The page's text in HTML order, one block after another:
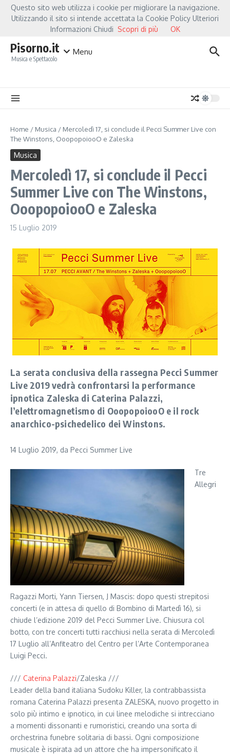
Salta al contenuto
Hot NewsFiorella Mannoia, a Capannori nasce “Anime Salve”: la data zero è un
Pisorno.it
Musica e Spettacolo
Menu
Home / Musica / Mercoledì 17, si conclude il Pecci Summer Live con
The Winstons, OoopopoiooO e Zaleska
Musica
Mercoledì 17, si conclude il Pecci
Summer Live con The Winstons,
OoopopoiooO e Zaleska
15 Luglio 2019
La serata conclusiva della rassegna Pecci Summer
Live 2019 vedrà confrontarsi la performance
ipnotica Zaleska di Caterina Palazzi,
l’elettromagnetismo di OoopopoiooO e il rock
anarchico-psichedelico dei Winstons.
14 Luglio 2019, da Pecci Summer Live
Tre
Allegri
Ragazzi Morti, Yann Tiersen, J Mascis: dopo questi strepitosi
concerti (e in attesa di quello di Bombino di Martedì 16), si
chiude l’edizione 2019 del Pecci Summer Live. Chiusura col
botto, con tre concerti tutti racchiusi nella serata di Mercoledì
17 Luglio all’Anfiteatro del Centro per l’Arte Contemporanea
Luigi Pecci.
/// Caterina Palazzi/Zaleska ///
Leader della band italiana Sudoku Killer, la contrabbassista
romana Caterina Palazzi presenta ZALESKA, nuovo progetto in
solo più intimo e ipnotico, in cui linee melodiche si intrecciano
a momenti dissonanti e rumoristici, creando una sorta di
orchestrina funebre solitaria di bassi. Ogni composizione
musicale è ispirata ad un attore che ha impersonificato il
Questo sito web utilizza i cookie per migliorare la navigazione.
Utilizzando il sito si intende accettata la Cookie Policy Ulteriori
Informazioni Chiudi Scopri di più OK